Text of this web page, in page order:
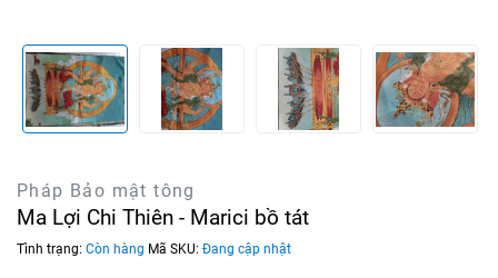
Pháp Bảo mật tông
Ma Lợi Chi Thiên - Marici bồ tát
Tình trạng: Còn hàng Mã SKU: Đang cập nhật